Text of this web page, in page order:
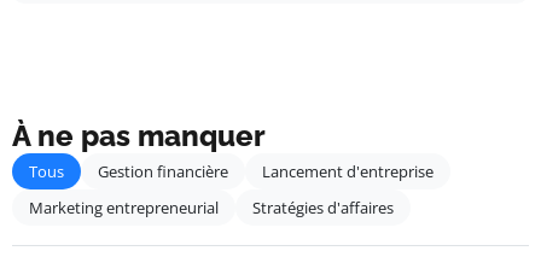
À ne pas manquer
Tous Gestion financière
Lancement d'entreprise
Marketing entrepreneurial
Stratégies d'affaires